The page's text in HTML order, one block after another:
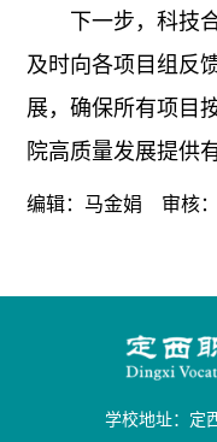
下一步，科技
及时向各项目组反
展，确保所有项目
院高质量发展提供
编辑：马金娟 审核
学校地址：定